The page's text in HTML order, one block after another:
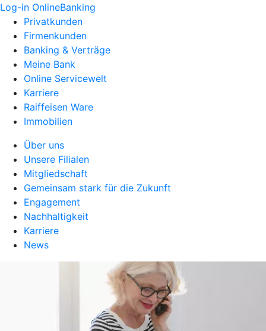
Log-in OnlineBanking
Privatkunden
Firmenkunden
Banking & Verträge
Meine Bank
Online Servicewelt
Karriere
Raiffeisen Ware
Immobilien
Über uns
Unsere Filialen
Mitgliedschaft
Gemeinsam stark für die Zukunft
Engagement
Nachhaltigkeit
Karriere
News